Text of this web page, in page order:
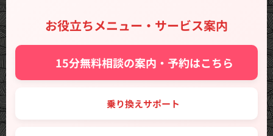
お役立ちメニュー・サービス案内
✨ 15分無料相談の案内・予約はこちら
🔑 乗り換えサポート